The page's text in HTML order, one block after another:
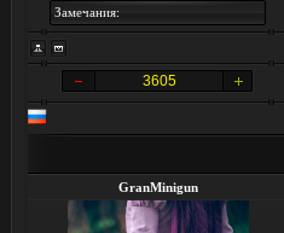
Замечания:
3605
GranMinigun